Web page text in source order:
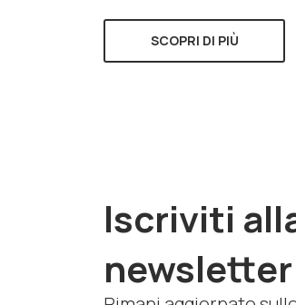
SCOPRI DI PIÙ
Iscriviti
newsletter